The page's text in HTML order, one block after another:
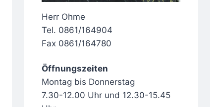
Herr Ohme
Tel. 0861/164904
Fax 0861/164780
Öffnungszeiten
Montag bis Donnerstag
7.30-12.00 Uhr und 12.30-15.45